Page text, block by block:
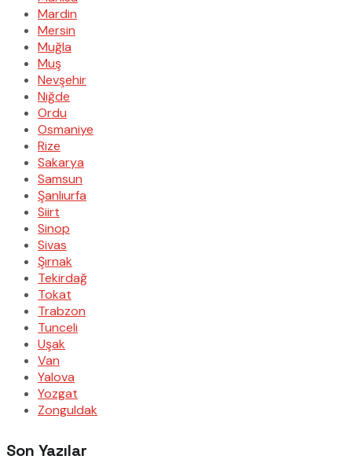
Mardin
Mersin
Muğla
Muş
Nevşehir
Niğde
Ordu
Osmaniye
Rize
Sakarya
Samsun
Şanlıurfa
Siirt
Sinop
Sivas
Şırnak
Tekirdağ
Tokat
Trabzon
Tunceli
Uşak
Van
Yalova
Yozgat
Zonguldak
Son Yazılar